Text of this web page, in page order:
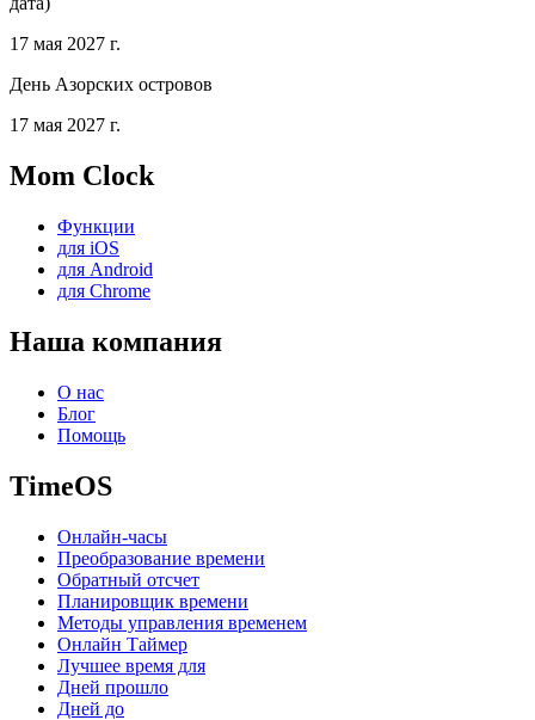
17 мая 2027 г.
День Азорских островов
17 мая 2027 г.
Mom Clock
Функции
для iOS
для Android
для Chrome
Наша компания
О нас
Блог
Помощь
TimeOS
Онлайн-часы
Преобразование времени
Обратный отсчет
Планировщик времени
Методы управления временем
Онлайн Таймер
Лучшее время для
Дней прошло
Дней до